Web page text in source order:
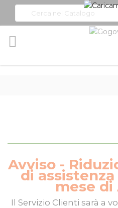
Avviso -
di
mese
Il Servizio Clienti sarà a